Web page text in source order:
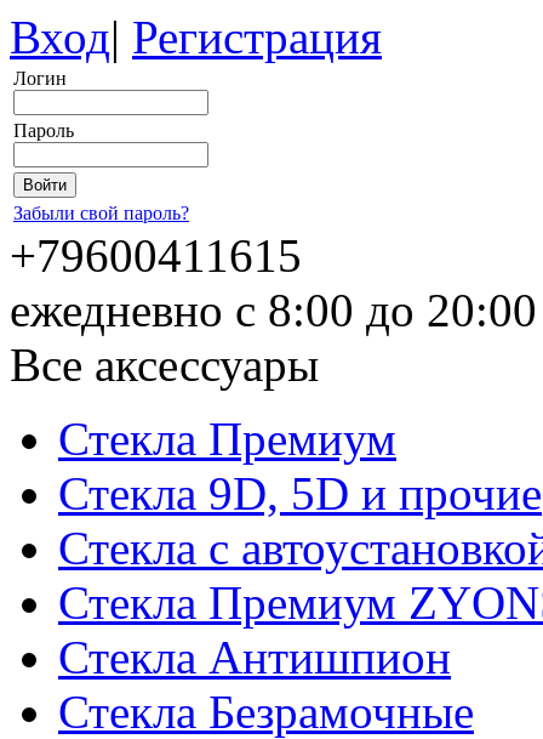
Вход| Регистрация
Логин
Пароль
Забыли свой пароль?
+79600411615
ежедневно с 8:00 до
Все аксессуары
Стекла Премиум
Стекла 9D, 5D и прочие
Стекла с
Стекла Премиум
Стекла Антишпион
Стекла Безрамочные